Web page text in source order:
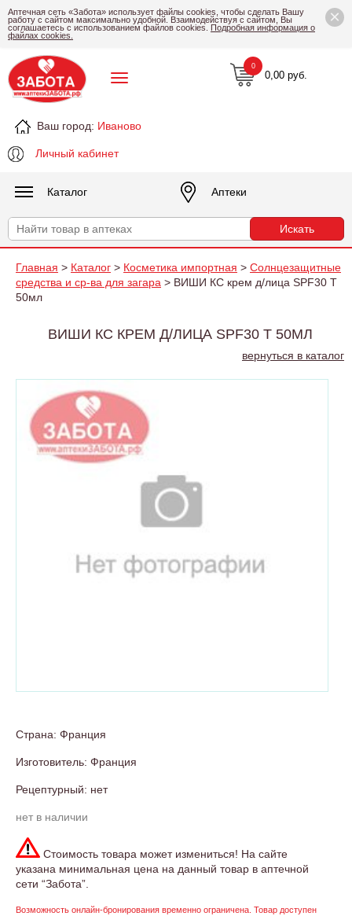
×
Аптечная сеть «Забота» использует файлы cookies, чтобы сделать Вашу
работу с сайтом максимально удобной. Взаимодействуя с сайтом, Вы
соглашаетесь с использованием файлов cookies. Подробная информация о
файлах cookies.
Ваш город: Иваново
Личный кабинет
0,00 руб.
0
Каталог Аптеки
Главная > Каталог > Косметика импортная > Солнцезащитные
средства и ср-ва для загара > ВИШИ КС крем д/лица SPF30 Т
50мл
ВИШИ КС КРЕМ Д/ЛИЦА SPF30 Т 50МЛ
вернуться в каталог
Страна: Франция
Изготовитель: Франция
Рецептурный: нет
нет в наличии
Стоимость товара может измениться! На сайте
указана минимальная цена на данный товар в аптечной
сети “Забота”.
Возможность онлайн-бронирования временно ограничена. Товар доступен